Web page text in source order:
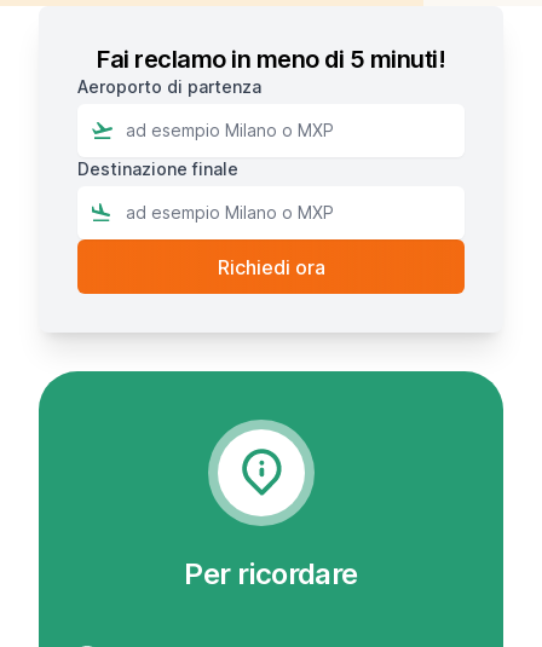
Fai reclamo in meno di 5 minuti!
Aeroporto di partenza
Destinazione finale
Per ricordare